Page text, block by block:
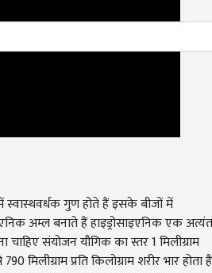
गुण होते हैं इसके बीजों में
अम्ल बनाते हैं हाइड्रोसाइएनिक एक अत्यंत
संयोजन यौगिक का स्तर 1 मिलीग्राम
प्रति किलोग्राम शरीर भार होता है
बीज को अलग निकाल दें उसके बाद ही